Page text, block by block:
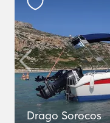
Drago Sorocos